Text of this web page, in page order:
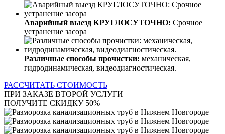
Аварийный выезд КРУГЛОСУТОЧНО: Срочное
устранение засора
Различные способы прочистки: механическая,
гидродинамическая, видеодиагностическая.
РАССЧИТАТЬ СТОИМОСТЬ
ПРИ ЗАКАЗЕ ВТОРОЙ УСЛУГИ
ПОЛУЧИТЕ СКИДКУ 50%